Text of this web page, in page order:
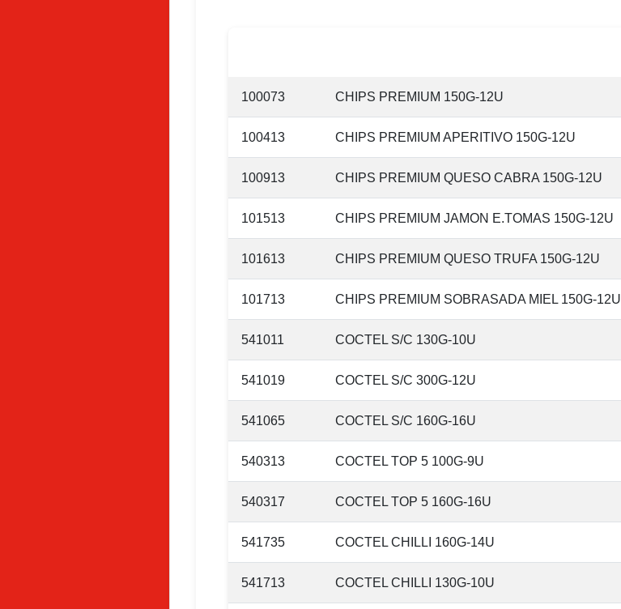
100073 CHIPS PREMIUM 150G-12U
100413 CHIPS PREMIUM APERITIVO 150G-12U
100913 CHIPS PREMIUM QUESO CABRA 150G-12U
101513 CHIPS PREMIUM JAMON E.TOMAS 150G-12U
101613 CHIPS PREMIUM QUESO TRUFA 150G-12U
101713 CHIPS PREMIUM SOBRASADA MIEL 150G-12U
541011 COCTEL S/C 130G-10U
541019 COCTEL S/C 300G-12U
541065 COCTEL S/C 160G-16U
540313 COCTEL TOP 5 100G-9U
540317 COCTEL TOP 5 160G-16U
541735 COCTEL CHILLI 160G-14U
541713 COCTEL CHILLI 130G-10U